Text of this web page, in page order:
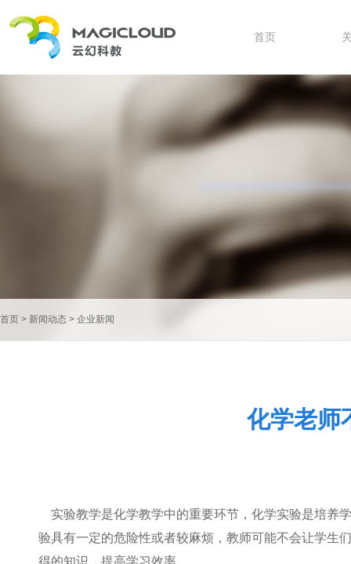
首页
首页 > 新闻动态 > 企业新闻
化学老师
实验教学是化学教学中的重要环节，化学实验是培养
验具有一定的危险性或者较麻烦，教师可能不会让学生
得的知识，提高学习效率。